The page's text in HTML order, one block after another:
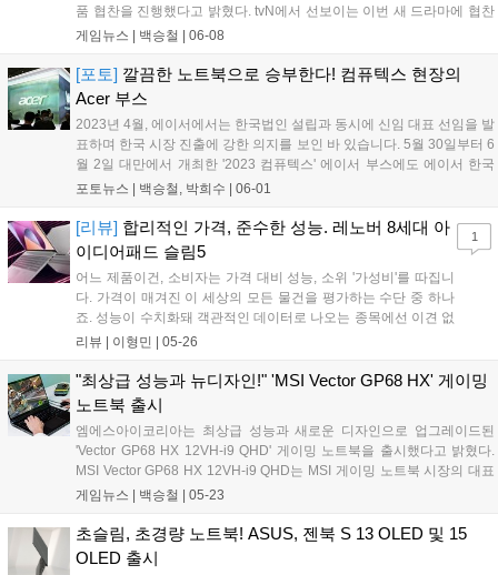
품 협찬을 진행했다고 밝혔다. tvN에서 선보이는 이번 새 드라마에 협찬
한 MSI 크리에이터 Z16은 콘텐츠 제작자를 위한 초슬림 HX 노트북이다.
하여 고사양 프로그램에서 빠르고 효율적인 작업이 가능하다....
게임뉴스 | 백승철 | 06-08
[포토] 깔끔한 노트북으로 승부한다! 컴퓨텍스 현장의
Acer 부스
2023년 4월, 에이서에서는 한국법인 설립과 동시에 신임 대표 선임을 발
표하며 한국 시장 진출에 강한 의지를 보인 바 있습니다. 5월 30일부터 6
월 2일 대만에서 개최한 '2023 컴퓨텍스' 에이서 부스에도 에이서 한국
법인의 웨인 니엔(Wayne Nien) 대표를 만날 수 있었는데요. 덕분에 에
호가 없는 무난한 디자인을 고수하며 많은 이들로부터 사랑을 받고 있는
에이서의 노트북들을 한눈에 볼 수 있었던 2023 컴퓨텍스의 에이서 부
스 현장을 사진으로 담아봤습니다....
포토뉴스 | 백승철, 박희수 | 06-01
[리뷰] 합리적인 가격, 준수한 성능. 레노버 8세대 아
이디어패드 슬림5
어느 제품이건, 소비자는 가격 대비 성능, 소위 '가성비'를 따집니
다. 가격이 매겨진 이 세상의 모든 물건을 평가하는 수단 중 하나
죠. 성능이 수치화돼 객관적인 데이터로 나오는 종목에선 이견 없
이 모두 적용이 됩니다. 우리가 실생활에 사용하는 전자기기에
품은 성능 또한 높습니다. 그 말은 반...
리뷰 | 이형민 | 05-26
1
"최상급 성능과 뉴디자인!" 'MSI Vector GP68 HX' 게이밍
노트북 출시
엠에스아이코리아는 최상급 성능과 새로운 디자인으로 업그레이드된
'Vector GP68 HX 12VH-i9 QHD' 게이밍 노트북을 출시했다고 밝혔다.
MSI Vector GP68 HX 12VH-i9 QHD는 MSI 게이밍 노트북 시장의 대표
주자인 GP 시리즈의 명성을 잇는 신제품이다. 코스모스 그레이 컬러의
시한 통풍구로 이전 세대 대비 견고하고 입체적인 디자인을 갖췄다....
게임뉴스 | 백승철 | 05-23
초슬림, 초경량 노트북! ASUS, 젠북 S 13 OLED 및 15
OLED 출시